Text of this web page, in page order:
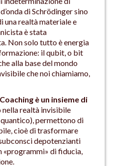
di Schrödinger sino
una realtà materiale e
è stata
Non solo tutto è energia
il qubit, o bit
alla base del mondo
che noi chiamiamo,
è un insieme di
nella realtà invisibile
permettono di
cioè di trasformare
depotenzianti
«programmi» di fiducia,